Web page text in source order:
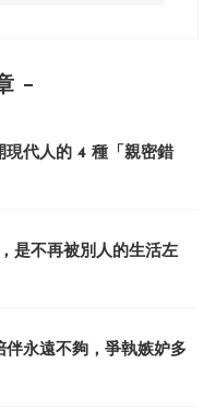
現代人的 4 種「親密錯
是不再被別人的生活左
永遠不夠，爭執嫉妒多